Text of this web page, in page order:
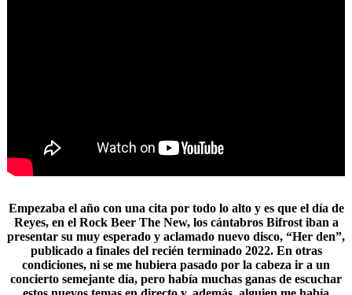
Empezaba el año con una cita por todo lo alto y es que el día de
Reyes, en el Rock Beer The New, los cántabros Bifrostiban a
presentar su muy esperado y aclamado nuevo disco, “Her den”,
publicado a finales del recién terminado 2022. En otras
condiciones, ni se me hubiera pasado por la cabeza ir a un
concierto semejante día, pero había muchas ganas de escuchar